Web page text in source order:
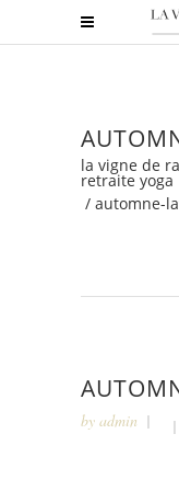
la vigne de
retraite yoga
/ automne-
by admin